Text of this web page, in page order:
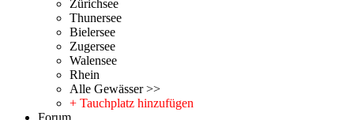
Zürichsee
Thunersee
Bielersee
Zugersee
Walensee
Rhein
Alle Gewässer >>
+ Tauchplatz hinzufügen
Forum